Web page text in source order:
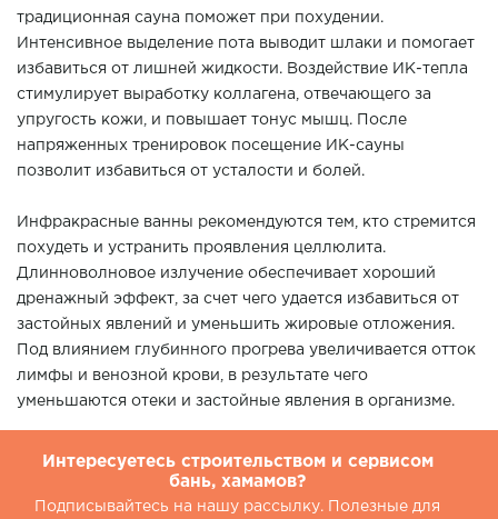
традиционная сауна поможет при похудении.
Интенсивное выделение пота выводит шлаки и помогает
избавиться от лишней жидкости. Воздействие ИК-тепла
стимулирует выработку коллагена, отвечающего за
упругость кожи, и повышает тонус мышц. После
напряженных тренировок посещение ИК-сауны
позволит избавиться от усталости и болей.
Инфракрасные ванны рекомендуются тем, кто стремится
похудеть и устранить проявления целлюлита.
Длинноволновое излучение обеспечивает хороший
дренажный эффект, за счет чего удается избавиться от
застойных явлений и уменьшить жировые отложения.
Под влиянием глубинного прогрева увеличивается отток
лимфы и венозной крови, в результате чего
уменьшаются отеки и застойные явления в организме.
Интересуетесь строительством и сервисом
бань, хамамов?
Подписывайтесь на нашу рассылку. Полезные для